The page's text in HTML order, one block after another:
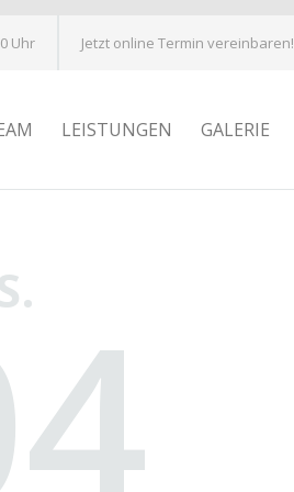
Uhr Jetzt online Termin vereinbaren!
LEISTUNGEN GALERIE